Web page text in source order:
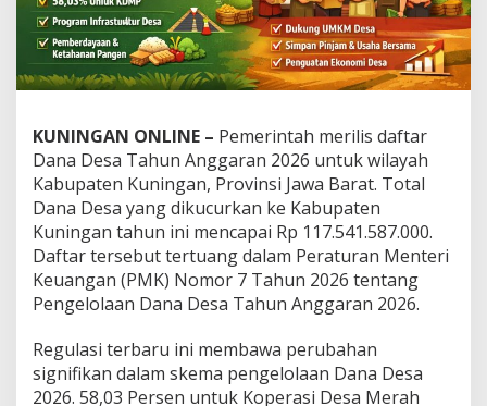
KUNINGAN ONLINE – Pemerintah merilis daftar
Dana Desa Tahun Anggaran 2026 untuk wilayah
Kabupaten Kuningan, Provinsi Jawa Barat. Total
Dana Desa yang dikucurkan ke Kabupaten
Kuningan tahun ini mencapai Rp 117.541.587.000.
Daftar tersebut tertuang dalam Peraturan Menteri
Keuangan (PMK) Nomor 7 Tahun 2026 tentang
Pengelolaan Dana Desa Tahun Anggaran 2026.
Regulasi terbaru ini membawa perubahan
signifikan dalam skema pengelolaan Dana Desa
2026. 58,03 Persen untuk Koperasi Desa Merah